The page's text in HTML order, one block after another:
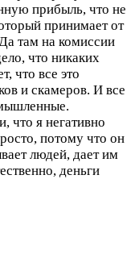
прибыль, что не
принимает от
там на комиссии
что никаких
что все это
и скамеров. И все
что я негативно
потому что он
людей, дает им
деньги